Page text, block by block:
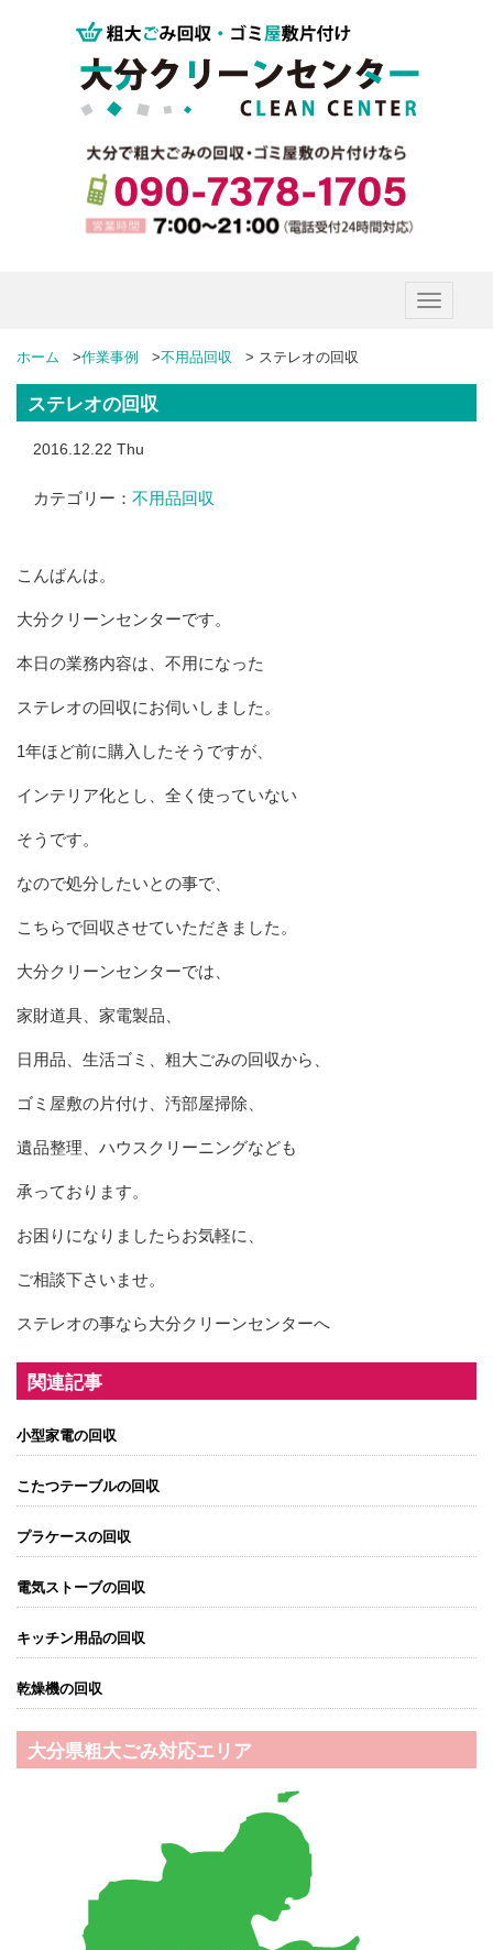
Toggle
ホーム >作業事例 >不用品回収 > ステレオの回収
ステレオの回収
2016.12.22 Thu
カテゴリー： 不用品回収
こんばんは。
大分クリーンセンターです。
本日の業務内容は、不用になった
ステレオの回収にお伺いしました。
1年ほど前に購入したそうですが、
インテリア化とし、全く使っていない
そうです。
なので処分したいとの事で、
こちらで回収させていただきました。
大分クリーンセンターでは、
家財道具、家電製品、
日用品、生活ゴミ、粗大ごみの回収から、
ゴミ屋敷の片付け、汚部屋掃除、
遺品整理、ハウスクリーニングなども
承っております。
お困りになりましたらお気軽に、
ご相談下さいませ。
ステレオの事なら大分クリーンセンターへ
関連記事
小型家電の回収
こたつテーブルの回収
プラケースの回収
電気ストーブの回収
キッチン用品の回収
乾燥機の回収
大分県粗大ごみ対応エリア